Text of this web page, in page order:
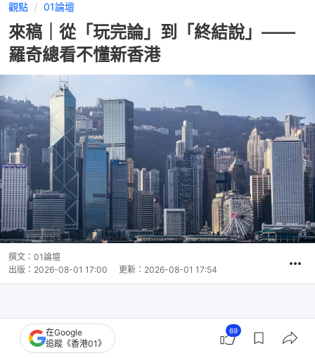
觀點 01論壇
來稿｜從「玩完論」到「終結說」——
羅奇總看不懂新香港
撰文： 01論壇
出版： 2026-08-01 17:00 更新： 2026-08-01 17:54
在Google
追蹤《香港01》
69